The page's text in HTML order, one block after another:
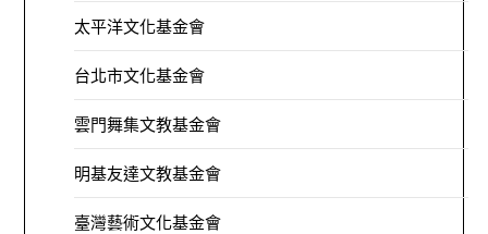
太平洋文化基金會
台北市文化基金會
雲門舞集文教基金會
明基友達文教基金會
臺灣藝術文化基金會